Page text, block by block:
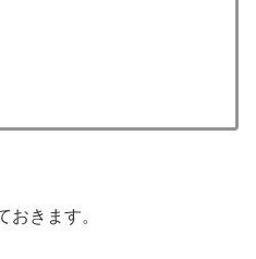
おきます。